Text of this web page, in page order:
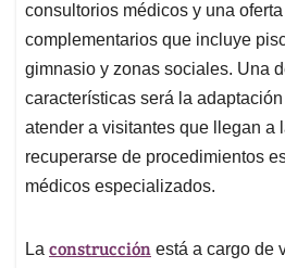
consultorios médicos y una
complementarios que incluye
gimnasio y zonas sociales. Una
características será la
atender a visitantes que llegan a
recuperarse de procedimientos
médicos especializados.
La construcción está a cargo de